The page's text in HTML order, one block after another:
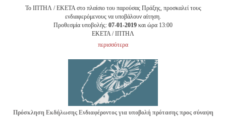
Το ΙΠΤΗΛ / ΕΚΕΤΑ στο πλαίσιο του παρούσας Πράξης, προσκαλεί τους
ενδιαφερόμενους να υποβάλουν αίτηση.
Προθεσμία υποβολής: 07-01-2019 και ώρα 13:00
EKETA / ΙΠΤΗΛ
περισσότερα
Πρόσκληση Εκδήλωσης Ενδιαφέροντος για υποβολή πρότασης προς σύναψη